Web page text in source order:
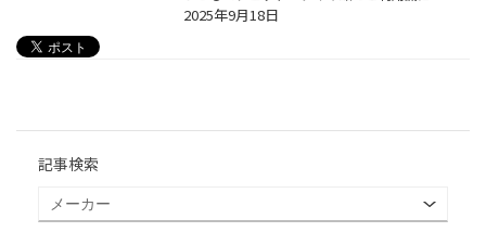
2025年9月18日
記事検索